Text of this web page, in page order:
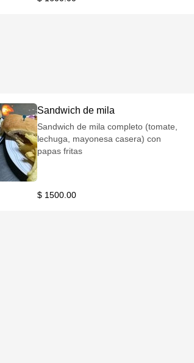
Sandwich de mila
Sandwich de mila completo (tomate,
lechuga, mayonesa casera) con
papas fritas
$ 1500.00